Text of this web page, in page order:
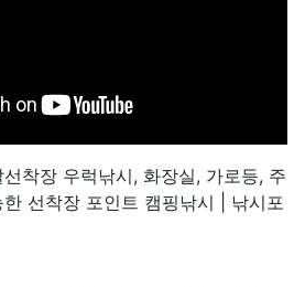
착장 우럭낚시, 화장실, 가로등, 주
선착장 포인트 캠핑낚시 | 낚시포